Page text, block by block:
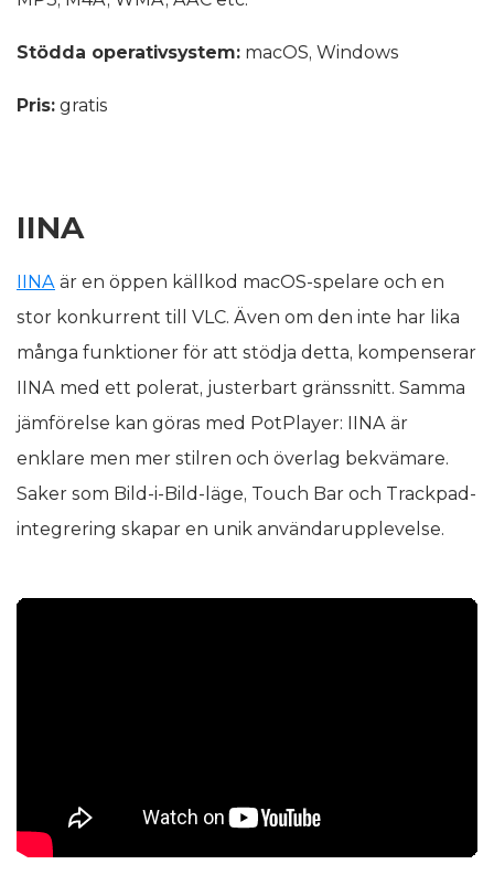
Stödda operativsystem: macOS, Windows
Pris: gratis
IINA
IINA är en öppen källkod macOS-spelare och en
stor konkurrent till VLC. Även om den inte har lika
många funktioner för att stödja detta, kompenserar
IINA med ett polerat, justerbart gränssnitt. Samma
jämförelse kan göras med PotPlayer: IINA är
enklare men mer stilren och överlag bekvämare.
Saker som Bild-i-Bild-läge, Touch Bar och Trackpad-
integrering skapar en unik användarupplevelse.